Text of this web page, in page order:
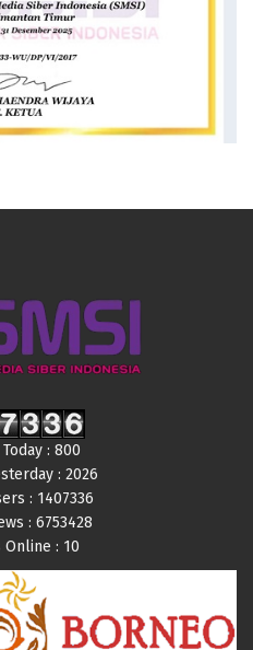
: 800
: 2026
: 1407336
: 6753428
Online : 10